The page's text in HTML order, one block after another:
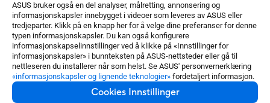
ASUS bruker også en del analyser, målretting, annonsering og
informasjonskapsler innebygget i videoer som leveres av ASUS eller
tredjeparter. Klikk på en knapp her for å velge dine preferanser for denne
typen informasjonskapsler. Du kan også konfigurere
informasjonskapselinnstillinger ved å klikke på «Innstillinger for
informasjonskapsler» i bunnteksten på ASUS-nettsteder eller gå til
nettleseren du installerer når som helst. Se ASUS' personvernerklæring
«informasjonskapsler og lignende teknologier» fordetaljert informasjon.
Cookies Innstillinger
Norway / Norwegian
©ASUSTeK Computer Inc. Alle rettigheter forbeholdt.
Kunngjøring om bruksvilkår
Personvernspolicy